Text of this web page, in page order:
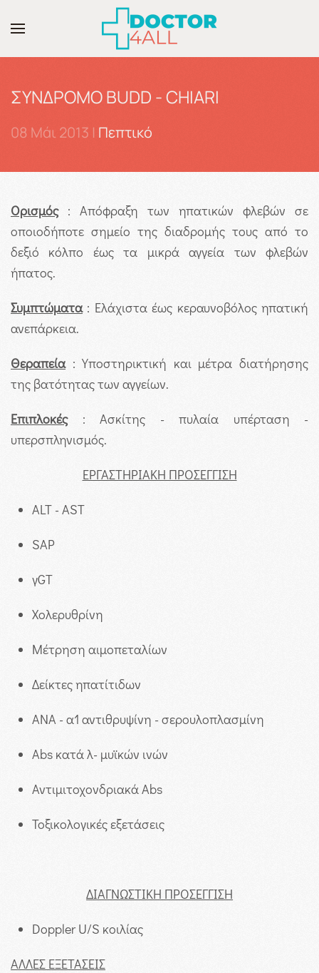
Skip to main content
ΣΥΝΔΡΟΜΟ BUDD - CHIARI
08 Μάι 2013 | Πεπτικό
Ορισμός: Απόφραξη των ηπατικών φλεβών σε
οποιοδήποτε σημείο της διαδρομής τους από το
δεξιό κόλπο έως τα μικρά αγγεία των φλεβών
ήπατος.
Συμπτώματα: Ελάχιστα έως κεραυνοβόλος ηπατική
ανεπάρκεια.
Θεραπεία: Υποστηρικτική και μέτρα διατήρησης
της βατότητας των αγγείων.
Επιπλοκές: Ασκίτης - πυλαία υπέρταση -
υπερσπληνισμός.
ΕΡΓΑΣΤΗΡΙΑΚΗ ΠΡΟΣΕΓΓΙΣΗ
ALT - AST
SAP
γGT
Χολερυθρίνη
Μέτρηση αιμοπεταλίων
Δείκτες ηπατίτιδων
ΑΝΑ - α1 αντιθρυψίνη - σερουλοπλασμίνη
Abs κατά λ- μυϊκών ινών
Αντιμιτοχονδριακά Abs
Τοξικολογικές εξετάσεις
ΔΙΑΓΝΩΣΤΙΚΗ ΠΡΟΣΕΓΓΙΣΗ
Doppler U/S κοιλίας
ΑΛΛΕΣ ΕΞΕΤΑΣΕΙΣ